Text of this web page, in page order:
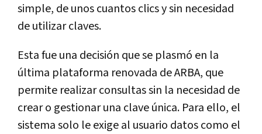
simple, de unos cuantos clics y sin necesidad
de utilizar claves.
Esta fue una decisión que se plasmó en la
última plataforma renovada de ARBA, que
permite realizar consultas sin la necesidad de
crear o gestionar una clave única. Para ello, el
sistema solo le exige al usuario datos como el